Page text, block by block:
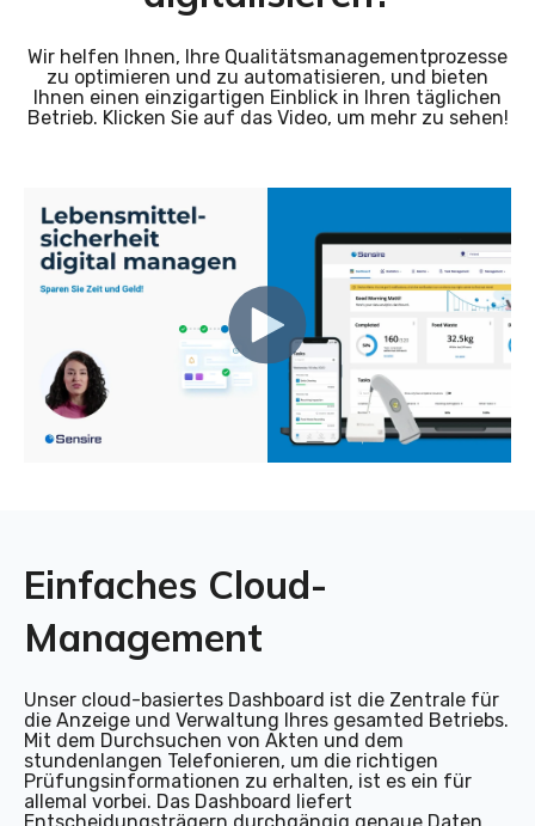
Wir helfen Ihnen, Ihre Qualitätsmanagementprozesse
zu optimieren und zu automatisieren, und bieten
Ihnen einen einzigartigen Einblick in Ihren täglichen
Betrieb. Klicken Sie auf das Video, um mehr zu sehen!
Einfaches Cloud-
Management
Unser cloud-basiertes Dashboard ist die Zentrale für
die Anzeige und Verwaltung Ihres gesamted Betriebs.
Mit dem Durchsuchen von Akten und dem
stundenlangen Telefonieren, um die richtigen
Prüfungsinformationen zu erhalten, ist es ein für
allemal vorbei. Das Dashboard liefert